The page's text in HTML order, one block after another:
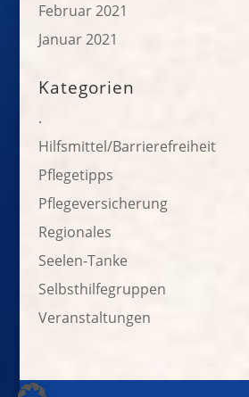
Februar 2021
Januar 2021
Kategorien
.
Hilfsmittel/Barrierefreiheit
Pflegetipps
Pflegeversicherung
Regionales
Seelen-Tanke
Selbsthilfegruppen
Veranstaltungen